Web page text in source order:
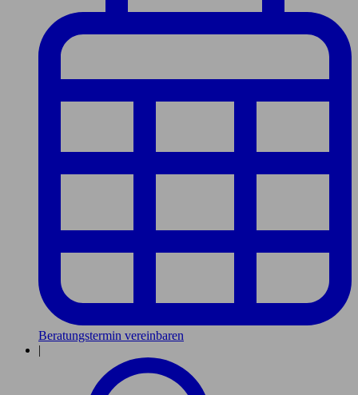
Beratungstermin vereinbaren
|